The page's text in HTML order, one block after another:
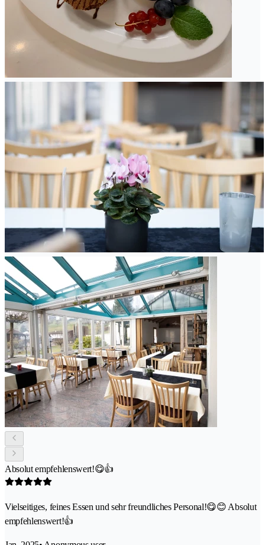
Absolut empfehlenswert!😋👍
Vielseitiges, feines Essen und sehr freundliches Personal!😋😊 Absolut
empfehlenswert!👍